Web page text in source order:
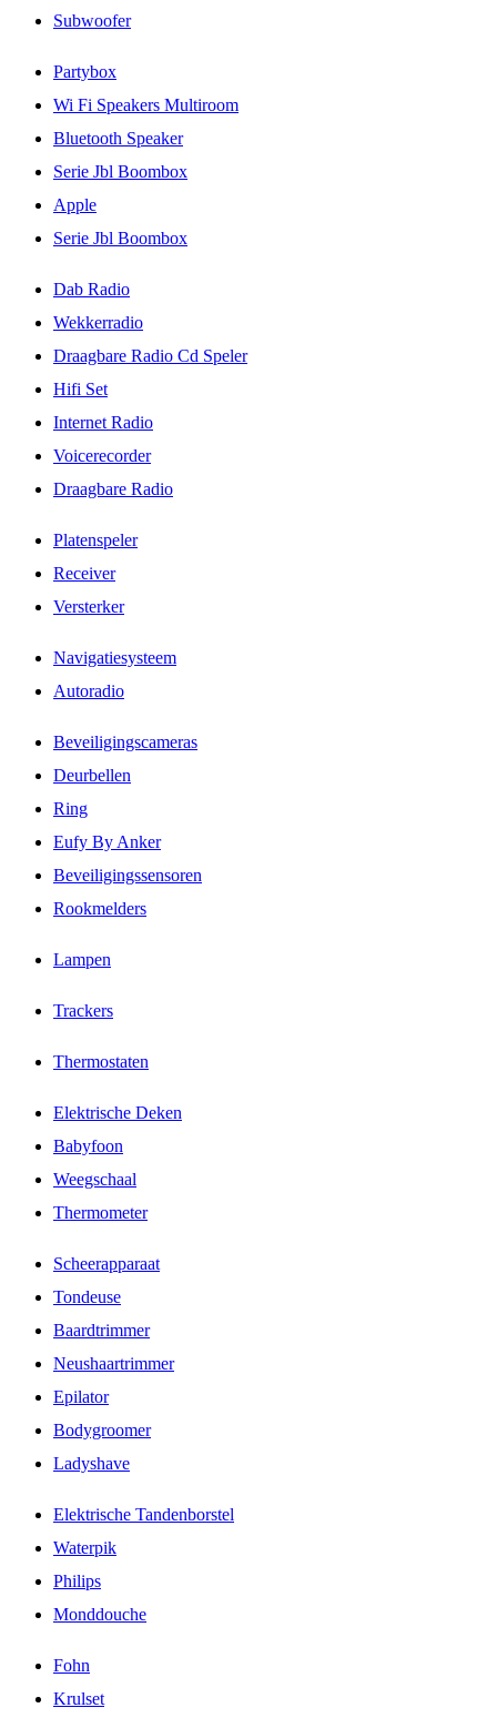
Subwoofer
Partybox
Wi Fi Speakers Multiroom
Bluetooth Speaker
Serie Jbl Boombox
Apple
Serie Jbl Boombox
Dab Radio
Wekkerradio
Draagbare Radio Cd Speler
Hifi Set
Internet Radio
Voicerecorder
Draagbare Radio
Platenspeler
Receiver
Versterker
Navigatiesysteem
Autoradio
Beveiligingscameras
Deurbellen
Ring
Eufy By Anker
Beveiligingssensoren
Rookmelders
Lampen
Trackers
Thermostaten
Elektrische Deken
Babyfoon
Weegschaal
Thermometer
Scheerapparaat
Tondeuse
Baardtrimmer
Neushaartrimmer
Epilator
Bodygroomer
Ladyshave
Elektrische Tandenborstel
Waterpik
Philips
Monddouche
Fohn
Krulset